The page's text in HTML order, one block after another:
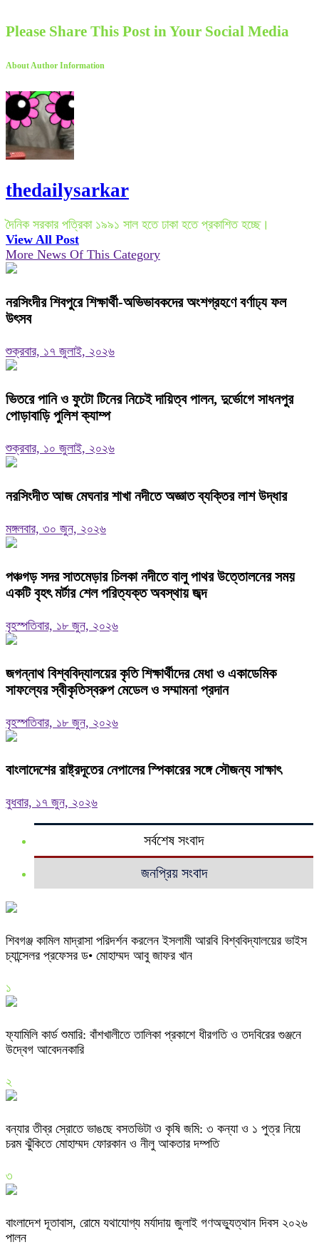
Please Share This Post in Your Social Media
About Author Information
thedailysarkar
দৈনিক সরকার পত্রিকা ১৯৯১ সাল হতে ঢাকা হতে প্রকাশিত হচ্ছে।
View All Post
More News Of This Category
নরসিংদীর শিবপুরে শিক্ষার্থী-অভিভাবকদের অংশগ্রহণে বর্ণাঢ্য ফল
উৎসব
শুক্রবার, ১৭ জুলাই, ২০২৬
ভিতরে পানি ও ফুটো টিনের নিচেই দায়িত্ব পালন, দুর্ভোগে সাধনপুর
পোড়াবাড়ি পুলিশ ক্যাম্প
শুক্রবার, ১০ জুলাই, ২০২৬
নরসিংদীত আজ মেঘনার শাখা নদীতে অজ্ঞাত ব্যক্তির লাশ উদ্ধার
মঙ্গলবার, ৩০ জুন, ২০২৬
পঞ্চগড় সদর সাতমেড়ার চিলকা নদীতে বালু পাথর উত্তোলনের সময়
একটি বৃহৎ মর্টার শেল পরিত্যক্ত অবস্থায় জব্দ
বৃহস্পতিবার, ১৮ জুন, ২০২৬
জগন্নাথ বিশ্ববিদ্যালয়ের কৃতি শিক্ষার্থীদের মেধা ও একাডেমিক
সাফল্যের স্বীকৃতিস্বরুপ মেডেল ও সম্মামনা প্রদান
বৃহস্পতিবার, ১৮ জুন, ২০২৬
বাংলাদেশের রাষ্ট্রদূতের নেপালের স্পিকারের সঙ্গে সৌজন্য সাক্ষাৎ
বুধবার, ১৭ জুন, ২০২৬
সর্বশেষ সংবাদ
জনপ্রিয় সংবাদ
শিবগঞ্জ কামিল মাদ্রাসা পরিদর্শন করলেন ইসলামী আরবি বিশ্ববিদ্যালয়ের ভাইস
চ্যান্সেলর প্রফেসর ড• মোহাম্মদ আবু জাফর খান
১
ফ্যামিলি কার্ড শুমারি: বাঁশখালীতে তালিকা প্রকাশে ধীরগতি ও তদবিরের গুঞ্জনে
উদ্বেগ আবেদনকারি
২
বন্যার তীব্র স্রোতে ভাঙছে বসতভিটা ও কৃষি জমি: ৩ কন্যা ও ১ পুত্র নিয়ে
চরম ঝুঁকিতে মোহাম্মদ ফোরকান ও নীলু আকতার দম্পতি
৩
বাংলাদেশ দূতাবাস, রোমে যথাযোগ্য মর্যাদায় জুলাই গণঅভ্যুত্থান দিবস ২০২৬
পালন